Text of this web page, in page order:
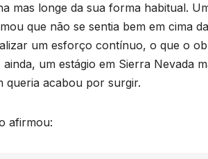
mas longe da sua forma habitual.
que não se sentia bem em cima
um esforço contínuo, o que o
um estágio em Sierra Nevada
queria acabou por surgir.
afirmou: